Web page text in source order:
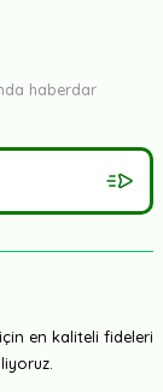
haberdar
en kaliteli fideleri